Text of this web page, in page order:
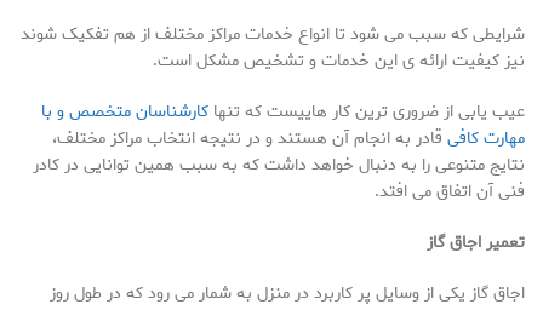
شرایطی که سبب می شود تا انواع خدمات مراکز مختلف از هم تفکیک شوند
نیز کیفیت ارائه ی این خدمات و تشخیص مشکل است.
عیب یابی از ضروری ترین کار هاییست که تنها کارشناسان متخصص و با
مهارت کافی قادر به انجام آن هستند و در نتیجه انتخاب مراکز مختلف،
نتایج متنوعی را به دنبال خواهد داشت که به سبب همین توانایی در کادر
فنی آن اتفاق می افتد.
تعمیر اجاق گاز
اجاق گاز یکی از وسایل پر کاربرد در منزل به شمار می رود که در طول روز